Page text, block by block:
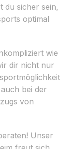
du sicher sein,
optimal
wie
dir nicht nur
bei der
von
Unser